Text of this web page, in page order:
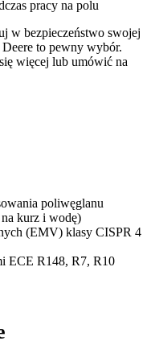
pracy na polu
w bezpieczeństwo swojej
to pewny wybór.
więcej lub umówić na
poliwęglanu
kurz i wodę)
(EMV) klasy CISPR 4
ECE R148, R7, R10